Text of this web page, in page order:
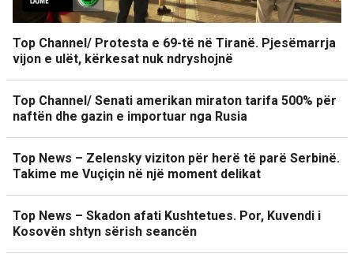
Top Channel/ Protesta e 69-të në Tiranë. Pjesëmarrja
vijon e ulët, kërkesat nuk ndryshojnë
Top Channel/ Senati amerikan miraton tarifa 500% për
naftën dhe gazin e importuar nga Rusia
Top News – Zelensky viziton për herë të parë Serbinë.
Takime me Vuçiçin në një moment delikat
Top News – Skadon afati Kushtetues. Por, Kuvendi i
Kosovën shtyn sërish seancën